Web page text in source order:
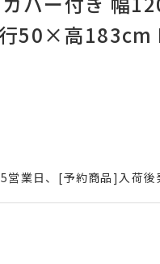
50×高183cm
営業日、[予約商品]入荷後